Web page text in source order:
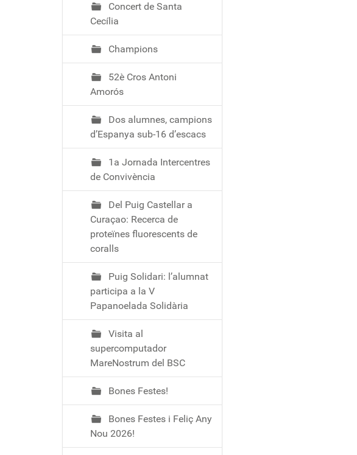
Concert de Santa
Cecília
Champions
52è Cros Antoni
Amorós
Dos alumnes, campions
d’Espanya sub-16 d’escacs
1a Jornada Intercentres
de Convivència
Del Puig Castellar a
Curaçao: Recerca de
proteïnes fluorescents de
coralls
Puig Solidari: l’alumnat
participa a la V
Papanoelada Solidària
Visita al
supercomputador
MareNostrum del BSC
Bones Festes!
Bones Festes i Feliç Any
Nou 2026!